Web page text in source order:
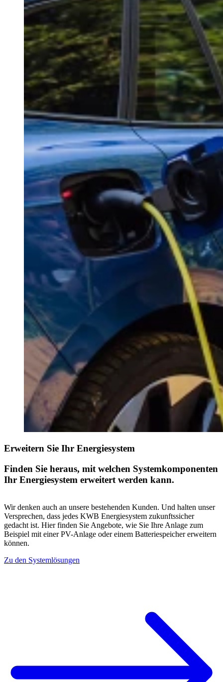
Erweitern Sie Ihr Energiesystem
Finden Sie heraus, mit welchen Systemkomponenten
Ihr Energiesystem erweitert werden kann.
Wir denken auch an unsere bestehenden Kunden. Und halten unser
Versprechen, dass jedes KWB Energiesystem zukunftssicher
gedacht ist. Hier finden Sie Angebote, wie Sie Ihre Anlage zum
Beispiel mit einer PV-Anlage oder einem Batteriespeicher erweitern
können.
Zu den Systemlösungen